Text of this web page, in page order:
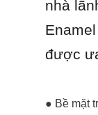
nhà
được
● Bề mặt